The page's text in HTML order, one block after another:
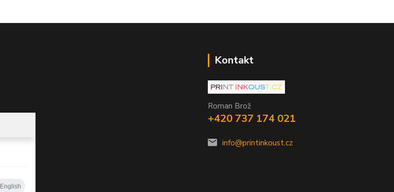
Kontakt
Roman Brož
+420 737 174 021
info@printinkoust.cz